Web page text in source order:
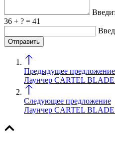
36 + ? = 41
Предыдущее предложение
Лаунчер CARTEL
Следующее предложение
Лаунчер CARTEL